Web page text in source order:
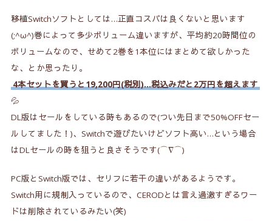
移植Switchソフトとしては…正直コスパは良くないと思います
(;^ω^)巻によって多少ボリューム違いますが、平均約20時間位の
ボリュームなので、せめて2巻を1本位にはまとめて欲しかった
な、とか思ったり。
4本セットを買うと19,200円(税別)…税込みだと2万円を超えます
💦
DL版はセールをしている時もあるので(つい先日まで50%OFFセー
ルしてました！)、Switchで遊びたいけどソフト高い…という場合
はDLセールの時を狙うと良さそうです(⌒∇⌒)
PC版とSwitch版では、セリフに若干の違いがあるようです。
Switch用に規制入っているので、CERODとは言え過激すぎるワー
ドは削除されているみたい(笑)